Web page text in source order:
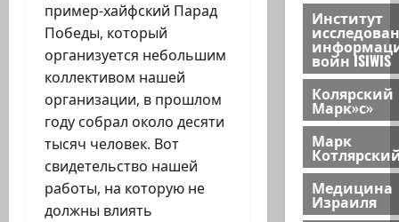
пример-хайфский Парад
Победы, который
организуется небольшим
коллективом нашей
организации, в прошлом
году собрал около десяти
тысяч человек. Вот
свидетельство нашей
работы, на которую не
должны влиять
Институт
войн ISIWIS
Колярский
Марк»с»
Марк
Медицина
Израиля